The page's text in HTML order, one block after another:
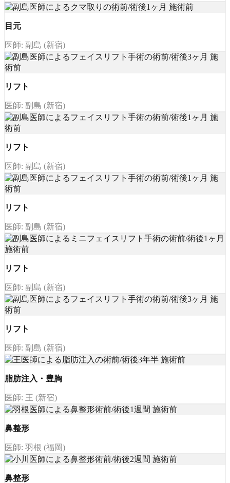
目元
医師: 副島 (新宿)
リフト
医師: 副島 (新宿)
リフト
医師: 副島 (新宿)
リフト
医師: 副島 (新宿)
リフト
医師: 副島 (新宿)
リフト
医師: 副島 (新宿)
脂肪注入・豊胸
医師: 王 (新宿)
鼻整形
医師: 羽根 (福岡)
鼻整形